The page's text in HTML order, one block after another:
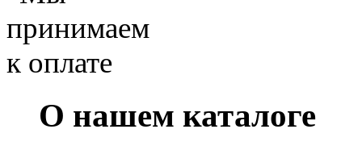
О нашем каталоге